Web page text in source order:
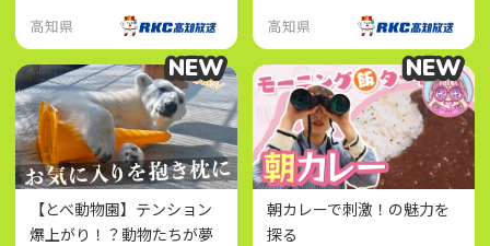
高知県
び”を味わおう
高知県
【とべ動物園】テンション
爆上がり！？動物たちが夢
NEW
NEW
朝カレーで刺激！の魅力を
探る
NEW
NEW